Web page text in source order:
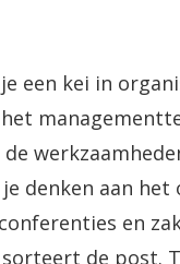
een kei in
denken aan het
en
de post.